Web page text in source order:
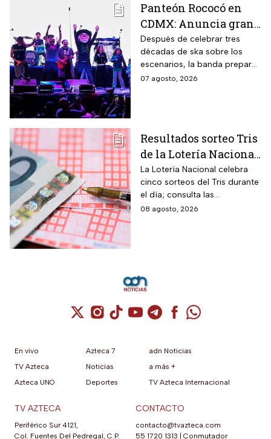
Panteón Rococó en
CDMX: Anuncia gran
cierre de gira en el
Estadio GNP
Después de celebrar tres
décadas de ska sobre los
escenarios, la banda prepara
una última gran fiesta de su
07 agosto, 2026
Resultados sorteo Tris
de la Lotería Nacional
hoy viernes 7 de
agosto 2026: Consulta
los números
ganadores
La Lotería Nacional celebra
cinco sorteos del Tris durante
el día; consulta las
combinaciones ganadoras y
08 agosto, 2026
Cuenta de X / Twitter (se abre en una
Cuenta de Instagram (se abre en una
Cuenta de TikTok (se abre en
Cuenta de YouTube (se abre
Cuenta de Telegram (se
Cuenta de
Cuenta de
En vivo
TV Azteca
Azteca UNO
Azteca 7
Noticias
Deportes
adn Noticias
a más +
TV Azteca Internacional
TV AZTECA
Periférico Sur 4121,
Col. Fuentes Del Pedregal, C.P.
CONTACTO
contacto@tvazteca.com
55 1720 1313
Conmutador